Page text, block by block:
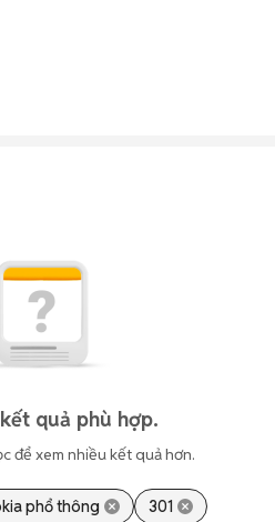
quả phù hợp.
để xem nhiều kết quả hơn.
phổ thông 301